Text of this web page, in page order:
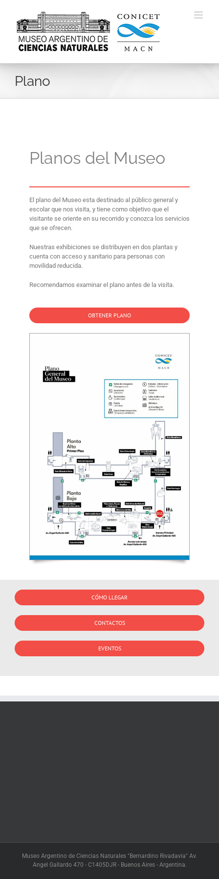
content
Plano
Planos del Museo
El plano del Museo esta destinado al público general y
escolar que nos visita, y tiene como objetivo que el
visitante se oriente en su recorrido y conozca los servicios
que se ofrecen.
Nuestras exhibiciones se distribuyen en dos plantas y
cuenta con acceso y sanitario para personas con
movilidad reducida.
Recomendamos examinar el plano antes de la visita.
OBTENER PLANO
CÓMO LLEGAR
CONTACTOS
EVENTOS
Museo Argentino de Ciencias Naturales "Bernardino Rivadavia" Av.
Angel Gallardo 470 - C1405DJR - Buenos Aires - Argentina.